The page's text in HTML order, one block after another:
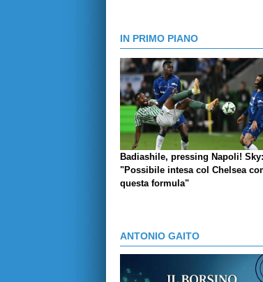
IN PRIMO PIANO
Badiashile, pressing Napoli! Sky:
"Possibile intesa col Chelsea
questa formula"
ANTONIO GAITO